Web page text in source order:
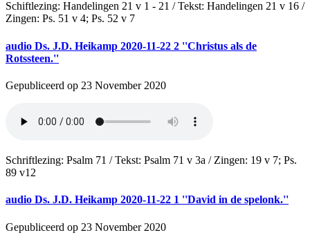
Schiftlezing: Handelingen 21 v 1 - 21 / Tekst: Handelingen 21 v 16 /
Zingen: Ps. 51 v 4; Ps. 52 v 7
audio Ds. J.D. Heikamp 2020-11-22 2 ''Christus als de
Rotssteen.''
Gepubliceerd op 23 November 2020
Schriftlezing: Psalm 71 / Tekst: Psalm 71 v 3a / Zingen: 19 v 7; Ps.
89 v12
audio Ds. J.D. Heikamp 2020-11-22 1 ''David in de spelonk.''
Gepubliceerd op 23 November 2020